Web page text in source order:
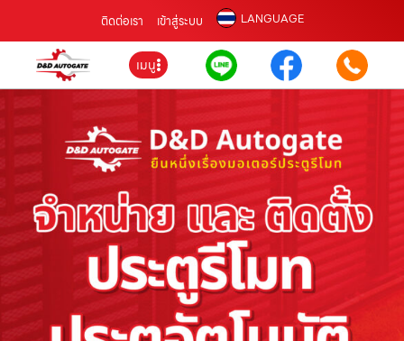
ติดต่อเรา เข้าสู่ระบบ LANGUAGE
เมนู